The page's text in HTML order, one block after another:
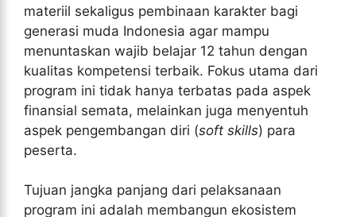
materiil sekaligus pembinaan karakter bagi
generasi muda Indonesia agar mampu
menuntaskan wajib belajar 12 tahun dengan
kualitas kompetensi terbaik. Fokus utama dari
program ini tidak hanya terbatas pada aspek
finansial semata, melainkan juga menyentuh
aspek pengembangan diri (soft skills) para
peserta.
Tujuan jangka panjang dari pelaksanaan
program ini adalah membangun ekosistem